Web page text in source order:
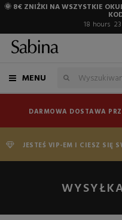
🌞 8€ ZNIŻKI NA WSZYSTKIE
18 hours 23
MENU
DARMOWA DOSTAWA
JESTEŚ VIP-EM I CIESZ SIĘ